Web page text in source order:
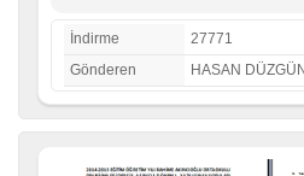
İndirme
27771
Gönderen
HASAN